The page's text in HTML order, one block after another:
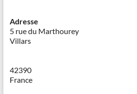
Cazeneuve
Adresse
5 rue du Marthourey
Villars
42390
France